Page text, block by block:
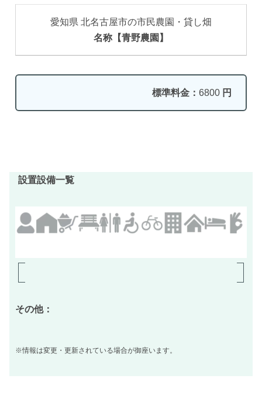
愛知県 北名古屋市の市民農園・貸し畑
名称【青野農園】
標準料金： 6800 円
設置設備一覧
その他：
※情報は変更・更新されている場合が御座います。